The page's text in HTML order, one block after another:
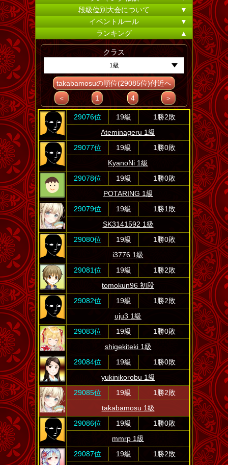
段級位別大会について
▼
イベントルール
▼
ランキング
▲
クラス
1級
takabamosuの順位(29085位)付近へ
＜
1 4 ＞
29076位 19級
1勝2敗
Ateminageru 1級
29077位
19級
1勝0敗
KyanoNi 1級
29078位
19級
1勝0敗
POTARING 1級
29079位
19級
1勝1敗
SK3141592 1級
29080位
19級
1勝0敗
i3776 1級
29081位
19級
1勝2敗
tomokun96 初段
29082位
19級
1勝2敗
uju3 1級
29083位
19級
1勝0敗
shigekiteki 1級
29084位
19級
1勝0敗
yukinikorobu 1級
29085位
19級
1勝2敗
takabamosu 1級
29086位
19級
1勝0敗
mmrp 1級
29087位
19級
1勝2敗